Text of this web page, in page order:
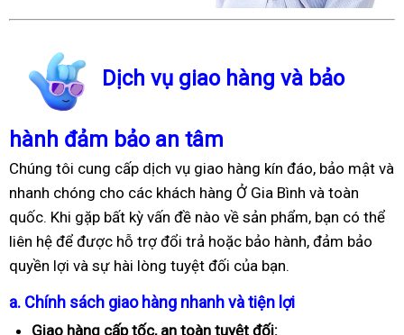
Dịch vụ giao hàng và bảo
hành đảm bảo an tâm
Chúng tôi cung cấp dịch vụ giao hàng kín đáo, bảo mật và
nhanh chóng cho các khách hàng Ở Gia Bình và toàn
quốc. Khi gặp bất kỳ vấn đề nào về sản phẩm, bạn có thể
liên hệ để được hỗ trợ đổi trả hoặc bảo hành, đảm bảo
quyền lợi và sự hài lòng tuyệt đối của bạn.
a. Chính sách giao hàng nhanh và tiện lợi
Giao hàng cấp tốc, an toàn tuyệt đối: